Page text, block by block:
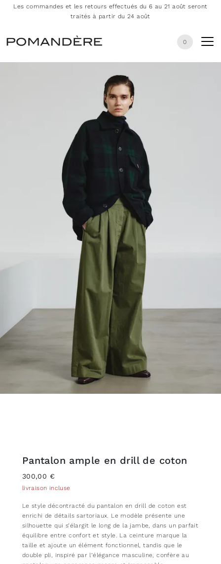
Les commandes et les retours effectués du 6 au 21 août seront
traités à partir du 24 août
0
Pantalon ample en drill de coton
300,00 €
livraison incluse
Le style décontracté du pantalon en drill de coton est
enrichi de détails sartoriaux. Le modèle présente une
silhouette qui s’élargit le long de la jambe, dans un parfait
équilibre entre confort et style. La ceinture marque la
taille et ajoute un élément fonctionnel, tandis que le
double pli, inspiré par l’élégance masculine, confère au